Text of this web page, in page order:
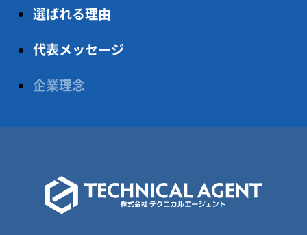
選ばれる理由
代表メッセージ
企業理念